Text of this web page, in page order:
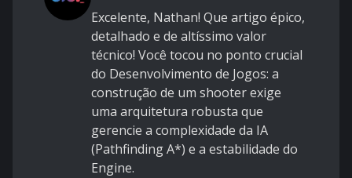
Excelente, Nathan! Que artigo épico,
detalhado e de altíssimo valor
técnico! Você tocou no ponto crucial
do Desenvolvimento de Jogos: a
construção de um shooter exige
uma arquitetura robusta que
gerencie a complexidade da IA
(Pathfinding A*) e a estabilidade do
Engine.